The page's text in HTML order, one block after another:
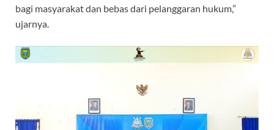
bagi masyarakat dan bebas dari pelanggaran hukum,”
ujarnya.